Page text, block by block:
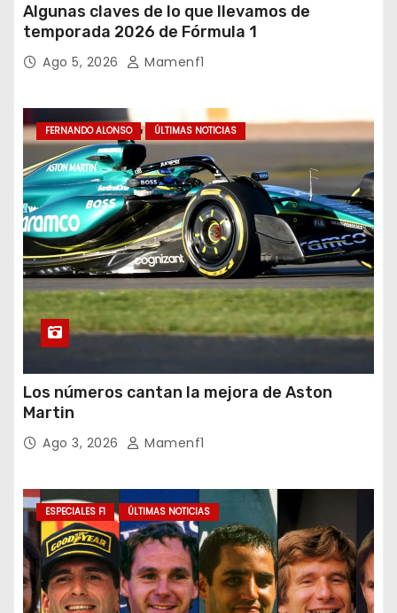
Algunas claves de lo que llevamos de
temporada 2026 de Fórmula 1
Ago 5, 2026 Mamenf1
FERNANDO ALONSO ÚLTIMAS NOTICIAS
Los números cantan la mejora de Aston
Martin
Ago 3, 2026 Mamenf1
ESPECIALES F1 ÚLTIMAS NOTICIAS